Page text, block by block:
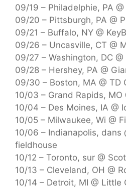
09/19 – Philadelphie, PA
09/20 – Pittsburgh, PA @
09/21 – Buffalo, NY @
09/26 – Uncasville, CT @
09/27 – Washington, DC
09/28 – Hershey, PA @
09/30 – Boston, MA @ TD
10/03 – Grand Rapids, MO
10/04 – Des Moines, IA @
10/05 – Milwaukee, Wi @
10/06 – Indianapolis, dans
fieldhouse
10/12 – Toronto, sur @
10/13 – Cleveland, OH @
10/14 – Detroit, MI @ Little